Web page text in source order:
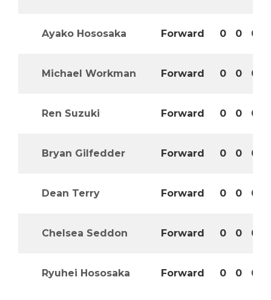
Ayako Hososaka Forward 0 0 0
Michael Workman Forward 0 0 0
Ren Suzuki Forward 0 0 0
Bryan Gilfedder Forward 0 0 0
Dean Terry Forward 0 0 0
Chelsea Seddon Forward 0 0 0
Ryuhei Hososaka Forward 0 0 0